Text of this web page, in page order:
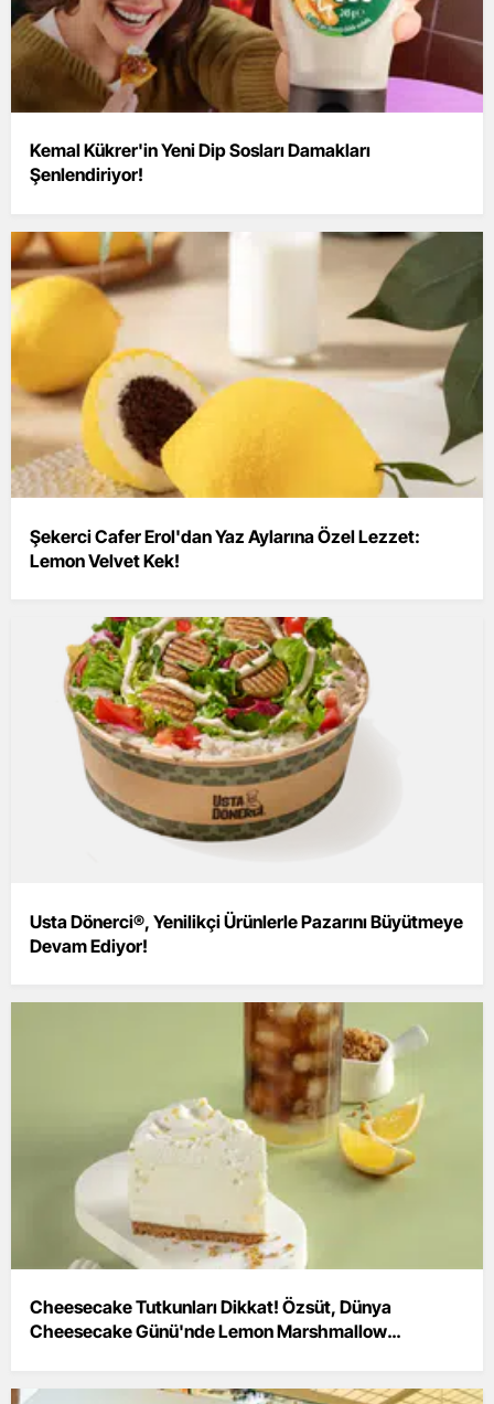
Kemal Kükrer'in Yeni Dip Sosları Damakları
Şenlendiriyor!
Şekerci Cafer Erol'dan Yaz Aylarına Özel Lezzet:
Lemon Velvet Kek!
Usta Dönerci®, Yenilikçi Ürünlerle Pazarını Büyütmeye
Devam Ediyor!
Cheesecake Tutkunları Dikkat! Özsüt, Dünya
Cheesecake Günü'nde Lemon Marshmallow